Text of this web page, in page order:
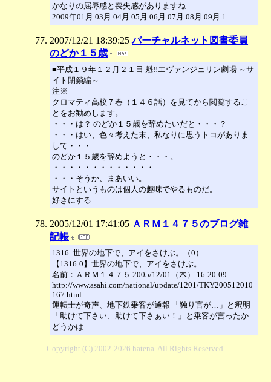
かなりの屈辱感と喪失感がありますね
2009年01月 03月 04月 05月 06月 07月 08月 09月 1
2007/12/21 18:39:25 バーチャルネット図書委員
のどか１５歳
■平成１９年１２月２１日 魁!!エヴァンジェリン劇場 ～サ
イト閉鎖編～
注※
クロマティ高校７巻（１４６話）を見てから閲覧するこ
とをお勧めします。
・・・は？ のどか１５歳を辞めたいだと・・・？
・・・はい、色々考えた末、私なりに思うトコがありま
して・・・
のどか１５歳を辞めようと・・・。
・・・・・・・・・・・・・
・・・そうか、まあいい。
サイトというものは個人の趣味でやるものだ。
好きにする
2005/12/01 17:41:05 ＡＲＭ１４７５のブログ雑
記帳
1316: 世界の地下で、アイをさけぶ。（0）
【1316:0】世界の地下で、アイをさけぶ。
名前：ＡＲＭ１４７５ 2005/12/01（木） 16:20:09
http://www.asahi.com/national/update/1201/TKY200512010
167.html
運転士が奇声、地下鉄乗客が通報 「独り言が…」と釈明
「助けて下さい、助けて下さぁい！」と乗客が言ったか
どうかは
Copyright (C) 2002-2026 hatena. All Rights Reserved.